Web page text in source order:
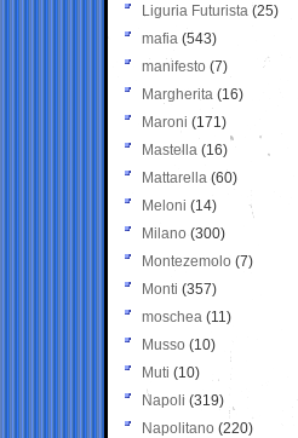
Liguria Futurista (25)
mafia (543)
manifesto (7)
Margherita (16)
Maroni (171)
Mastella (16)
Mattarella (60)
Meloni (14)
Milano (300)
Montezemolo (7)
Monti (357)
moschea (11)
Musso (10)
Muti (10)
Napoli (319)
Napolitano (220)